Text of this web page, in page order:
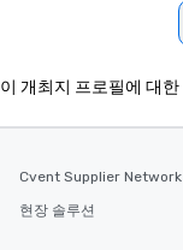
이 개최지 프로필에 대한
Cvent Supplier Network
현장 솔루션